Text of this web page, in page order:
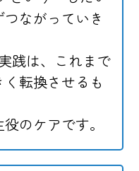
そ、次のステ
の里（従来
ながっていき
践は、これまで
転換させるも
のケアです。